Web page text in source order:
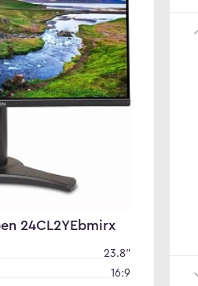
24CL2YEbmirx
23.8"
16:9